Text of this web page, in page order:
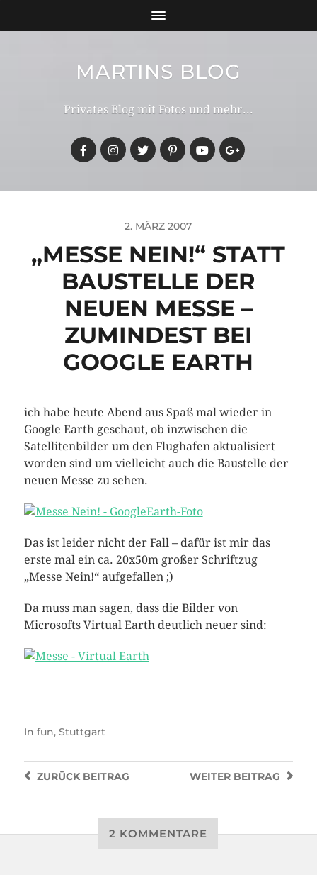
MARTINS BLOG
Privates Blog mit Fotos und mehr...
2. MÄRZ 2007
„MESSE NEIN!“ STATT
BAUSTELLE DER
NEUEN MESSE –
ZUMINDEST BEI
GOOGLE EARTH
ich habe heute Abend aus Spaß mal wieder in
Google Earth geschaut, ob inzwischen die
Satellitenbilder um den Flughafen aktualisiert
worden sind um vielleicht auch die Baustelle der
neuen Messe zu sehen.
Das ist leider nicht der Fall – dafür ist mir das
erste mal ein ca. 20x50m großer Schriftzug
„Messe Nein!“ aufgefallen ;)
Da muss man sagen, dass die Bilder von
Microsofts Virtual Earth deutlich neuer sind:
In fun, Stuttgart
WEITER BEITRAG
ZURÜCKBEITRAG
2 KOMMENTARE